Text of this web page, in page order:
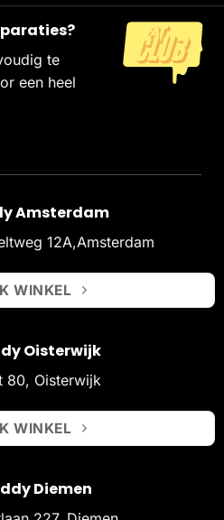
te
een heel
Amsterdam
12A,Amsterdam
WINKEL
Oisterwijk
80, Oisterwijk
WINKEL
Diemen